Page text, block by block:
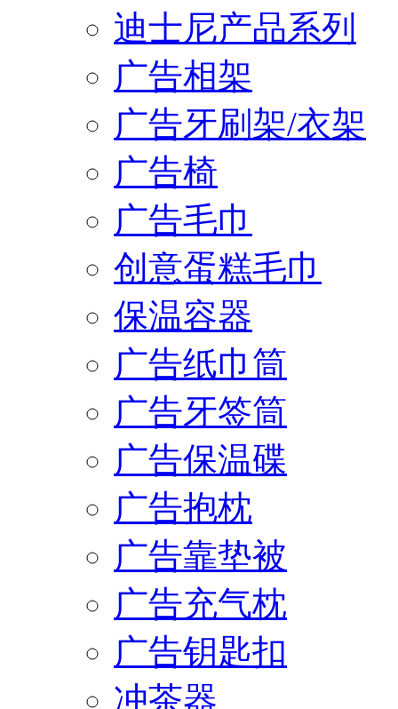
迪士尼产品系列
广告相架
广告牙刷架/衣架
广告椅
广告毛巾
创意蛋糕毛巾
保温容器
广告纸巾筒
广告牙签筒
广告保温碟
广告抱枕
广告靠垫被
广告充气枕
广告钥匙扣
冲茶器